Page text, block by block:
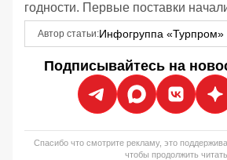
годности. Первые поставки
Автор статьи:Инфогруппа «Турпром»
Подписывайтесь на
Спасибо что смотрите рекламу, это
чтобы продолжить читать